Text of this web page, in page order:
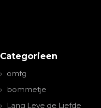
Categorieen
omfg
bommetje
Lang Leve de Liefde